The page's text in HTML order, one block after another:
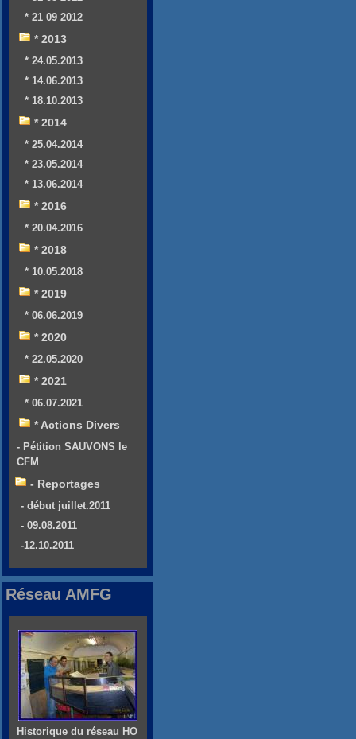
* 21 09 2012
* 2013
* 24.05.2013
* 14.06.2013
* 18.10.2013
* 2014
* 25.04.2014
* 23.05.2014
* 13.06.2014
* 2016
* 20.04.2016
* 2018
* 10.05.2018
* 2019
* 06.06.2019
* 2020
* 22.05.2020
* 2021
* 06.07.2021
* Actions Divers
- Pétition SAUVONS le
CFM
- Reportages
- début juillet.2011
- 09.08.2011
-12.10.2011
Réseau AMFG
Historique du réseau HO